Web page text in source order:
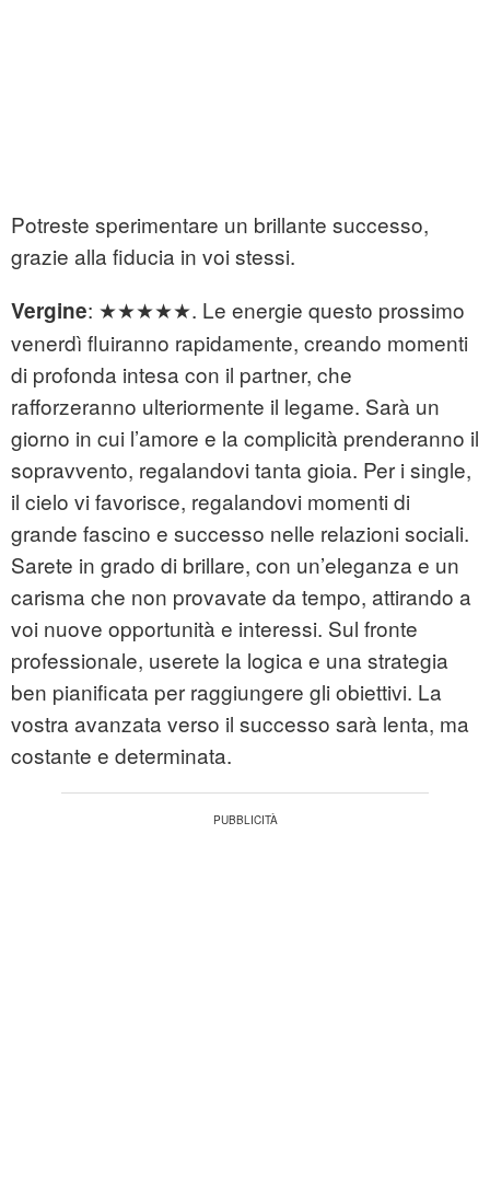
Potreste sperimentare un brillante successo,
grazie alla fiducia in voi stessi.
Vergine: ★★★★★. Le energie questo prossimo
venerdì fluiranno rapidamente, creando momenti
di profonda intesa con il partner, che
rafforzeranno ulteriormente il legame. Sarà un
giorno in cui l’amore e la complicità prenderanno il
sopravvento, regalandovi tanta gioia. Per i single,
il cielo vi favorisce, regalandovi momenti di
grande fascino e successo nelle relazioni sociali.
Sarete in grado di brillare, con un’eleganza e un
carisma che non provavate da tempo, attirando a
voi nuove opportunità e interessi. Sul fronte
professionale, userete la logica e una strategia
ben pianificata per raggiungere gli obiettivi. La
vostra avanzata verso il successo sarà lenta, ma
costante e determinata.